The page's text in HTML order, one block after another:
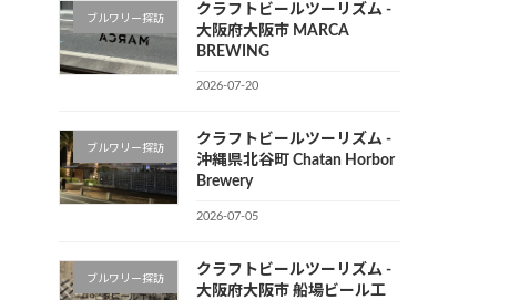
ブルワリー探訪
クラフトビールツーリズム -
大阪府大阪市 MARCA
BREWING
2026-07-20
ブルワリー探訪
クラフトビールツーリズム -
沖縄県北谷町 Chatan Horbor
Brewery
2026-07-05
ブルワリー探訪
クラフトビールツーリズム -
大阪府大阪市 船場ビール工